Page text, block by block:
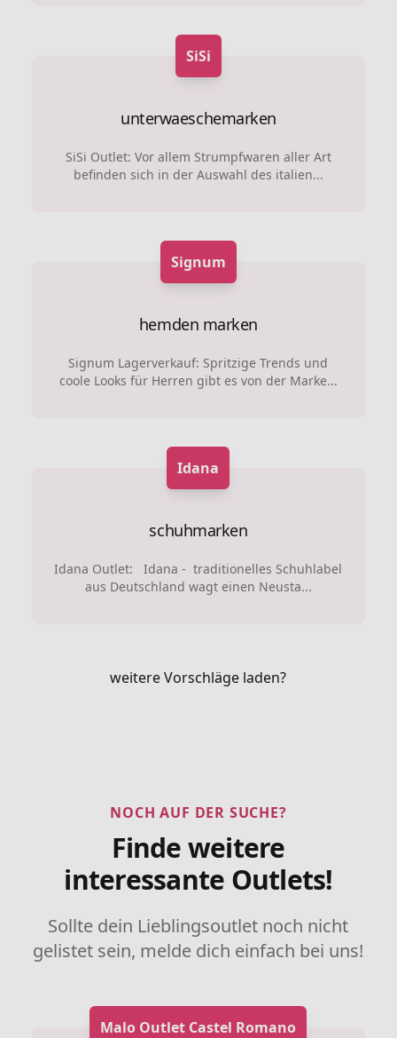
SiSi
unterwaeschemarken
SiSi Outlet: Vor allem Strumpfwaren aller Art
befinden sich in der Auswahl des italien...
Signum
hemden marken
Signum Lagerverkauf: Spritzige Trends und
coole Looks für Herren gibt es von der Marke...
Idana
schuhmarken
Idana Outlet: Idana - traditionelles Schuhlabel
aus Deutschland wagt einen Neusta...
weitere Vorschläge laden?
NOCH AUF DER SUCHE?
Finde weitere
interessante Outlets!
Sollte dein Lieblingsoutlet noch nicht
gelistet sein, melde dich einfach bei uns!
Malo Outlet Castel Romano